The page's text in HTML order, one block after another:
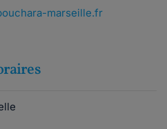
marseille.fr